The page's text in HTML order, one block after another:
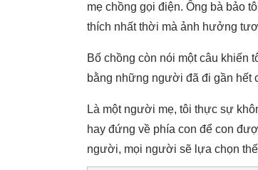
mẹ chồng gọi điện. Ông bà bảo
thích nhất thời mà ảnh hưởng
Bố chồng còn nói một câu khiến
bằng những người đã đi gần hết
Là một người mẹ, tôi thực sự
hay đứng về phía con để con
người, mọi người sẽ lựa chọn